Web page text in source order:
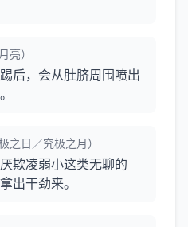
亮）
后，会从肚脐周围喷出
之日／究极之月）
欺凌弱小这类无聊的
出干劲来。